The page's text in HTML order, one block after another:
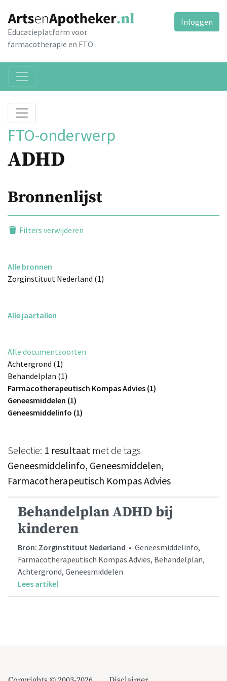
Educatieplatform voor
farmacotherapie en FTO
Inloggen
FTO-onderwerp
ADHD
Bronnenlijst
Filters verwijderen
Alle bronnen
Zorginstituut Nederland (1)
Alle jaartallen
Alle documentsoorten
Achtergrond (1)
Behandelplan (1)
Farmacotherapeutisch Kompas Advies (1)
Geneesmiddelen (1)
Geneesmiddelinfo (1)
Selectie: 1 resultaat met de tags
Geneesmiddelinfo, Geneesmiddelen,
Farmacotherapeutisch Kompas Advies
Behandelplan ADHD bij
kinderen
Bron: Zorginstituut Nederland • Geneesmiddelinfo,
Farmacotherapeutisch Kompas Advies, Behandelplan,
Achtergrond, Geneesmiddelen
Lees artikel